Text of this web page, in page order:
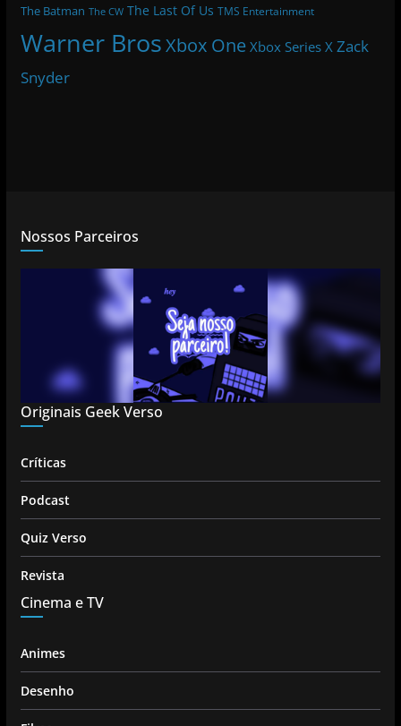
The Batman The CW The Last Of Us TMS Entertainment
Warner BrosXbox One Xbox Series X Zack
Snyder
Nossos Parceiros
Originais Geek Verso
Críticas
Podcast
Quiz Verso
Revista
Cinema e TV
Animes
Desenho